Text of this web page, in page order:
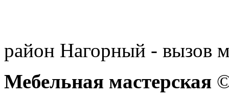
район Нагорный - вызов
Мебельная мастерская